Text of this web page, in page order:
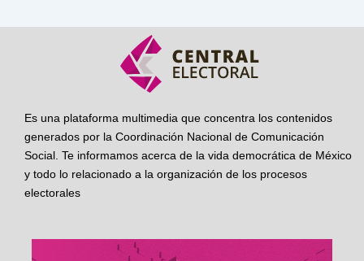
Es una plataforma multimedia que concentra los contenidos
generados por la Coordinación Nacional de Comunicación
Social. Te informamos acerca de la vida democrática de México
y todo lo relacionado a la organización de los procesos
electorales